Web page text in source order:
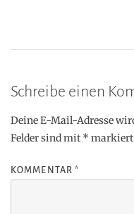
Schreibe einen
Deine E-Mail-Adresse
Felder sind mit * markiert
KOMMENTAR*